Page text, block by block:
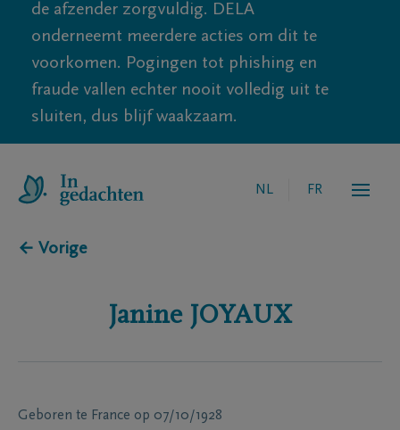
de afzender zorgvuldig. DELA
onderneemt meerdere acties om dit te
voorkomen. Pogingen tot phishing en
fraude vallen echter nooit volledig uit te
sluiten, dus blijf waakzaam.
NL FR
← Vorige
Janine JOYAUX
Geboren te France op 07/10/1928